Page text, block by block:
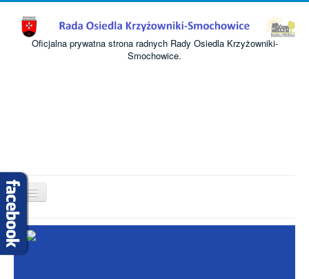
Oficjalna prywatna strona radnych Rady Osiedla Krzyżowniki-
Smochowice.
Przełącz
nawigację
Start
O nas